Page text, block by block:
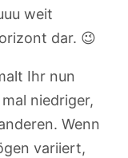
weit
dar. 😉
Ihr nun
niedriger,
Wenn
variiert,